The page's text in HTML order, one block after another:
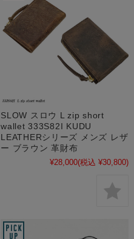
SLOW スロウ L zip short
wallet 333S82I KUDU
LEATHERシリーズ メンズ レザ
ー ブラウン 革財布
¥28,000(税込 ¥30,800)